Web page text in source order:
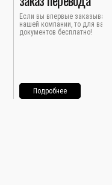
Если вы впервые
нашей компании, то для вас
документов бесплатно!
Подробнее